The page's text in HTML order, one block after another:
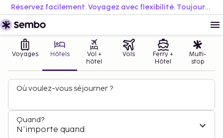
Réservez facilement. Voyagez avec flexibilité. Toujours au meilleur prix.
Voyages Hôtels
Vol +
hôtel
Vols
Ferry +
Hôtel
Multi-
stop
Où voulez-vous séjourner ?
Quand?
N'importe quand